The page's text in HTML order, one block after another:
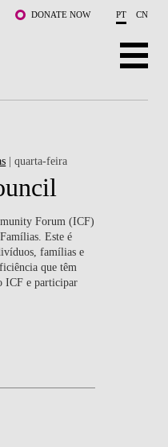
DONATE NOW PT CN
| quarta-feira
Forum (ICF)
Este é
famílias e
que têm
ICF e participar